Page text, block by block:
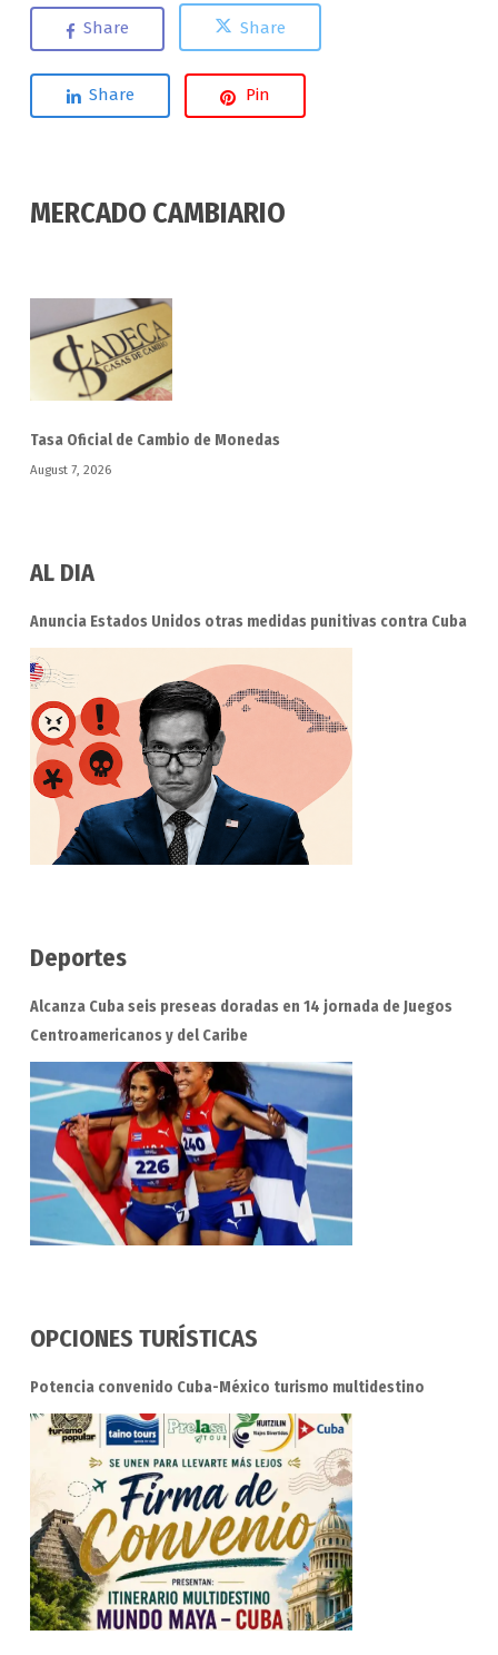
Share Share
Share Pin
MERCADO CAMBIARIO
Tasa Oficial de Cambio de Monedas
August 7, 2026
AL DIA
Anuncia Estados Unidos otras medidas punitivas contra Cuba
Deportes
Alcanza Cuba seis preseas doradas en 14 jornada de Juegos
Centroamericanos y del Caribe
OPCIONES TURÍSTICAS
Potencia convenido Cuba-México turismo multidestino